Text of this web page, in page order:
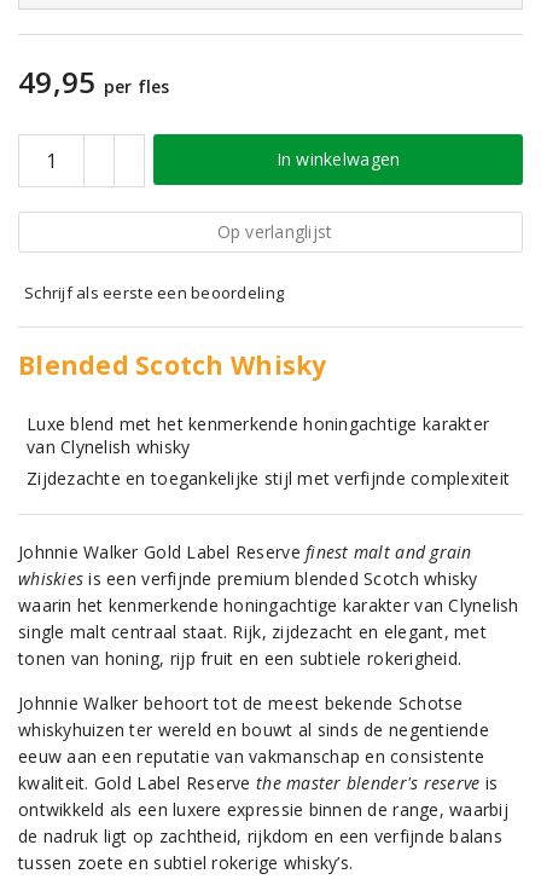
49,95 per fles
In winkelwagen
Op verlanglijst
Schrijf als eerste een beoordeling
Blended Scotch Whisky
Luxe blend met het kenmerkende honingachtige karakter
van Clynelish whisky
Zijdezachte en toegankelijke stijl met verfijnde complexiteit
Johnnie Walker Gold Label Reservefinest malt and grain
whiskies is een verfijnde premium blended Scotch whisky
waarin het kenmerkende honingachtige karakter van Clynelish
single malt centraal staat. Rijk, zijdezacht en elegant, met
tonen van honing, rijp fruit en een subtiele rokerigheid.
Johnnie Walker behoort tot de meest bekende Schotse
whiskyhuizen ter wereld en bouwt al sinds de negentiende
eeuw aan een reputatie van vakmanschap en consistente
kwaliteit. Gold Label Reserve the master blender's reserve is
ontwikkeld als een luxere expressie binnen de range, waarbij
de nadruk ligt op zachtheid, rijkdom en een verfijnde balans
tussen zoete en subtiel rokerige whisky’s.